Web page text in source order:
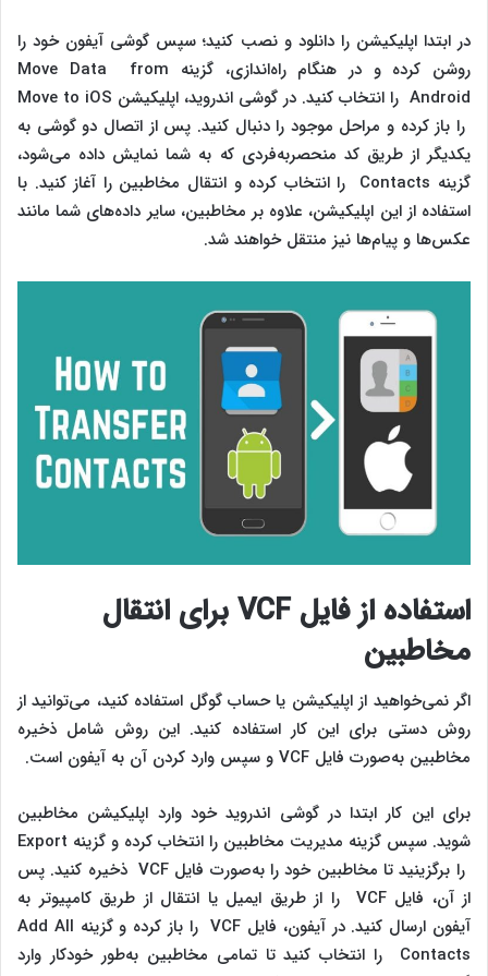
در ابتدا اپلیکیشن را دانلود و نصب کنید؛ سپس گوشی آیفون خود را
روشن کرده و در هنگام راه‌اندازی، گزینه Move Data from
Android را انتخاب کنید. در گوشی اندروید، اپلیکیشن Move to iOS
را باز کرده و مراحل موجود را دنبال کنید. پس از اتصال دو گوشی به
یکدیگر از طریق کد منحصربه‌فردی که به شما نمایش داده می‌شود،
گزینه Contacts را انتخاب کرده و انتقال مخاطبین را آغاز کنید. با
استفاده از این اپلیکیشن، علاوه بر مخاطبین، سایر داده‌های شما مانند
عکس‌ها و پیام‌ها نیز منتقل خواهند شد.
استفاده از فایلVCF
برای انتقال
مخاطبین
اگر نمی‌خواهید از اپلیکیشن یا حساب گوگل استفاده کنید، می‌توانید از
روش دستی برای این کار استفاده کنید. این روش شامل ذخیره
مخاطبین به‌صورت فایل VCF و سپس وارد کردن آن به آیفون است.
برای این کار ابتدا در گوشی اندروید خود وارد اپلیکیشن مخاطبین
شوید. سپس گزینه مدیریت مخاطبین را انتخاب کرده و گزینه Export
را برگزینید تا مخاطبین خود را به‌صورت فایل VCF ذخیره کنید. پس
از آن، فایل VCF را از طریق ایمیل یا انتقال از طریق کامپیوتر به
آیفون ارسال کنید. در آیفون، فایل VCF را باز کرده و گزینه Add All
Contacts را انتخاب کنید تا تمامی مخاطبین به‌طور خودکار وارد